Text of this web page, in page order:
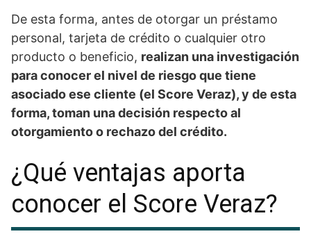
De esta forma, antes de otorgar un préstamo
personal, tarjeta de crédito o cualquier otro
producto o beneficio, realizan una investigación
para conocer el nivel de riesgo que tiene
asociado ese cliente (el Score Veraz), y de esta
forma, toman una decisión respecto al
otorgamiento o rechazo del crédito.
¿Qué ventajas aporta
conocer el Score Veraz?